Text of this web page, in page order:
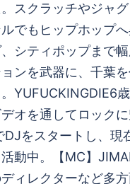
スクラッチやジャ
でもヒップホップ
シティポップまで
ンを武器に、千葉
YUFUCKINGDIE6
オを通してロック
DJをスタートし、現
動中。【MC】
ィレクターなど多